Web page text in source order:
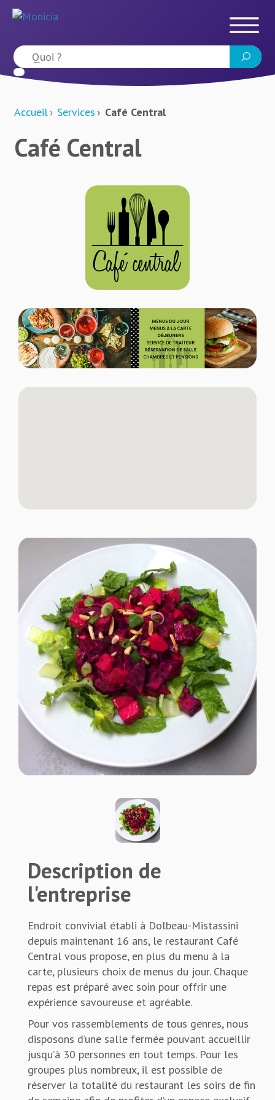
Accueil Services Café Central
Café Central
Description de
l'entreprise
Endroit convivial établi à Dolbeau-Mistassini
depuis maintenant 16 ans, le restaurant Café
Central vous propose, en plus du menu à la
carte, plusieurs choix de menus du jour. Chaque
repas est préparé avec soin pour offrir une
expérience savoureuse et agréable.
Pour vos rassemblements de tous genres, nous
disposons d’une salle fermée pouvant accueillir
jusqu’à 30 personnes en tout temps. Pour les
groupes plus nombreux, il est possible de
réserver la totalité du restaurant les soirs de fin